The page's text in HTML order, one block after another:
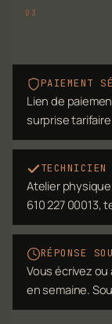
PAIEMENT
Lien de
surprise
Atelier physique
610 227 00013,
RÉPONSE
Vous écrivez
en semaine.